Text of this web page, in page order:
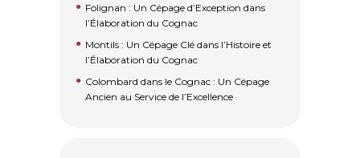
Folignan : Un Cépage d’Exception dans
l’Élaboration du Cognac
Montils : Un Cépage Clé dans l’Histoire et
l’Élaboration du Cognac
Colombard dans le Cognac : Un Cépage
Ancien au Service de l’Excellence